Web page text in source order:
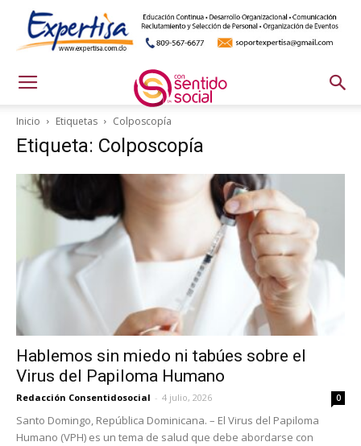
Inicio Etiquetas Colposcopía
Etiqueta: Colposcopía
Hablemos sin miedo ni tabúes sobre el
Virus del Papiloma Humano
Redacción Consentidosocial - 4 julio, 2026 0
Santo Domingo, República Dominicana. – El Virus del Papiloma
Humano (VPH) es un tema de salud que debe abordarse con